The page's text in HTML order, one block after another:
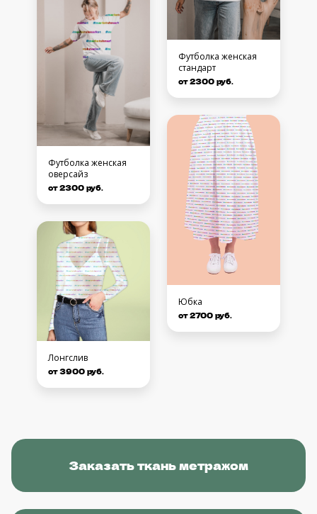
Футболка женская
оверсайз
от 2300 руб.
Лонгслив
от 3900 руб.
Футболка женская
стандарт
от 2300 руб.
Юбка
от 2700 руб.
Заказать ткань метражом